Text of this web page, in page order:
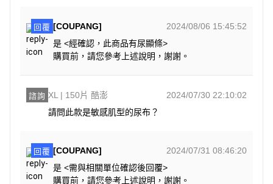
回覆 [COUPANG]
2024/08/06 15:45:52
是 <經確認，此商品有尿顯條>
購買前，請您參考上述說明，謝謝。
諮詢 XL | 150片 酷澎
2024/07/30 22:10:02
請問此款是敏感肌型的尿布？
回覆 [COUPANG]
2024/07/31 08:46:20
是 <需與相關單位確認後回覆>
購買前，請您參考上述說明，謝謝。